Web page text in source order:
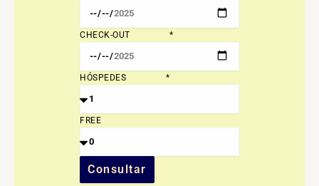
CHECK-OUT
HÓSPEDES
FREE
Consultar